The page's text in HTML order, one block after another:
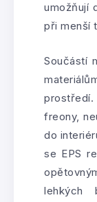
umožňují
při menší
Součástí
freony,
do
se EPS
lehkých